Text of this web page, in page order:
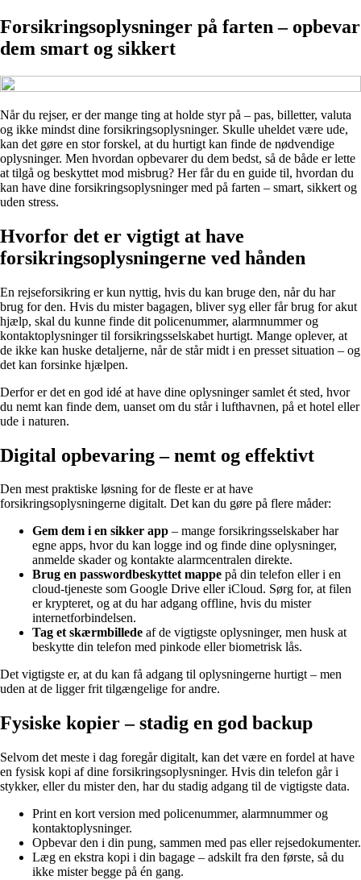
Forsikringsoplysninger på farten – opbevar
dem smart og sikkert
Når du rejser, er der mange ting at holde styr på – pas, billetter, valuta
og ikke mindst dine forsikringsoplysninger. Skulle uheldet være ude,
kan det gøre en stor forskel, at du hurtigt kan finde de nødvendige
oplysninger. Men hvordan opbevarer du dem bedst, så de både er lette
at tilgå og beskyttet mod misbrug? Her får du en guide til, hvordan du
kan have dine forsikringsoplysninger med på farten – smart, sikkert og
uden stress.
Hvorfor det er vigtigt at have
forsikringsoplysningerne ved hånden
En rejseforsikring er kun nyttig, hvis du kan bruge den, når du har
brug for den. Hvis du mister bagagen, bliver syg eller får brug for akut
hjælp, skal du kunne finde dit policenummer, alarmnummer og
kontaktoplysninger til forsikringsselskabet hurtigt. Mange oplever, at
de ikke kan huske detaljerne, når de står midt i en presset situation – og
det kan forsinke hjælpen.
Derfor er det en god idé at have dine oplysninger samlet ét sted, hvor
du nemt kan finde dem, uanset om du står i lufthavnen, på et hotel eller
ude i naturen.
Digital opbevaring – nemt og effektivt
Den mest praktiske løsning for de fleste er at have
forsikringsoplysningerne digitalt. Det kan du gøre på flere måder:
Gem dem i en sikker app – mange forsikringsselskaber har
egne apps, hvor du kan logge ind og finde dine oplysninger,
anmelde skader og kontakte alarmcentralen direkte.
Brug en passwordbeskyttet mappe på din telefon eller i en
cloud-tjeneste som Google Drive eller iCloud. Sørg for, at filen
er krypteret, og at du har adgang offline, hvis du mister
internetforbindelsen.
Tag et skærmbillede af de vigtigste oplysninger, men husk at
beskytte din telefon med pinkode eller biometrisk lås.
Det vigtigste er, at du kan få adgang til oplysningerne hurtigt – men
uden at de ligger frit tilgængelige for andre.
Fysiske kopier – stadig en god backup
Selvom det meste i dag foregår digitalt, kan det være en fordel at have
en fysisk kopi af dine forsikringsoplysninger. Hvis din telefon går i
stykker, eller du mister den, har du stadig adgang til de vigtigste data.
Print en kort version med policenummer, alarmnummer og
kontaktoplysninger.
Opbevar den i din pung, sammen med pas eller rejsedokumenter.
Læg en ekstra kopi i din bagage – adskilt fra den første, så du
ikke mister begge på én gang.